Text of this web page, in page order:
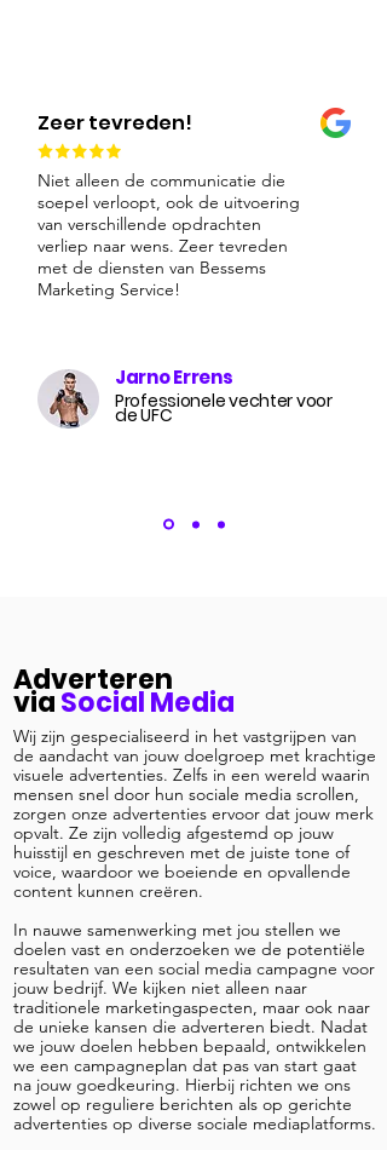
Zeer tevreden!
Niet alleen de communicatie die
soepel verloopt, ook de uitvoering
van verschillende opdrachten
verliep naar wens. Zeer tevreden
met de diensten van Bessems
Marketing Service!
Jarno Errens
Professionele vechter voor
de UFC
Adverteren
viaSocial Media
Wij zijn gespecialiseerd in het vastgrijpen van
de aandacht van jouw doelgroep met krachtige
visuele advertenties. Zelfs in een wereld waarin
mensen snel door hun sociale media scrollen,
zorgen onze advertenties ervoor dat jouw merk
opvalt. Ze zijn volledig afgestemd op jouw
huisstijl en geschreven met de juiste tone of
voice, waardoor we boeiende en opvallende
content kunnen creëren.
In nauwe samenwerking met jou stellen we
doelen vast en onderzoeken we de potentiële
resultaten van een social media campagne voor
jouw bedrijf. We kijken niet alleen naar
traditionele marketingaspecten, maar ook naar
de unieke kansen die adverteren biedt. Nadat
we jouw doelen hebben bepaald, ontwikkelen
we een campagneplan dat pas van start gaat
na jouw goedkeuring. Hierbij richten we ons
zowel op reguliere berichten als op gerichte
advertenties op diverse sociale mediaplatforms.